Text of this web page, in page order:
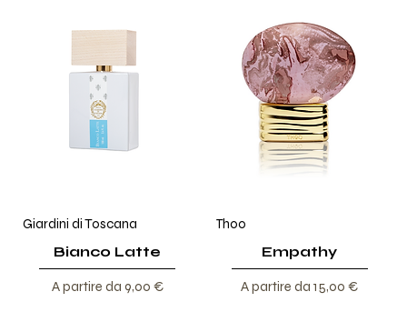
Giardini di Toscana
Bianco Latte
A partire da 9,00 €
Prezzo scontato
Thoo
Empathy
A partire da15,00 €
Prezzo scontato